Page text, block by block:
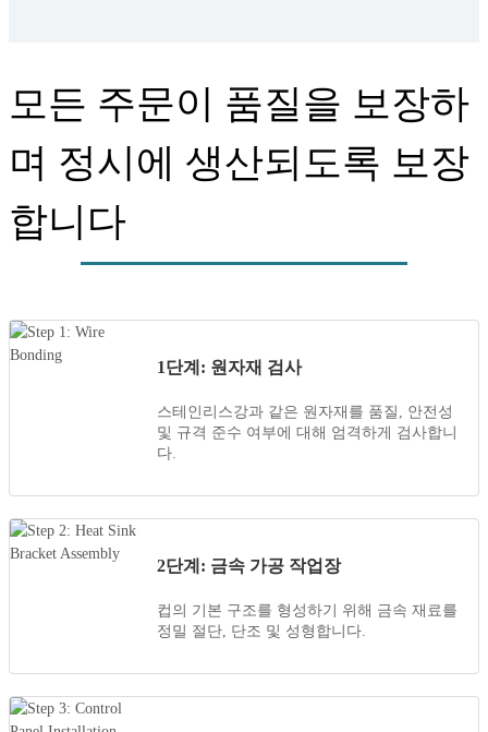
모든 주문이 품질을 보장하
며 정시에 생산되도록 보장
합니다
1단계: 원자재 검사
스테인리스강과 같은 원자재를 품질, 안전성
및 규격 준수 여부에 대해 엄격하게 검사합니
다.
2단계: 금속 가공 작업장
컵의 기본 구조를 형성하기 위해 금속 재료를
정밀 절단, 단조 및 성형합니다.